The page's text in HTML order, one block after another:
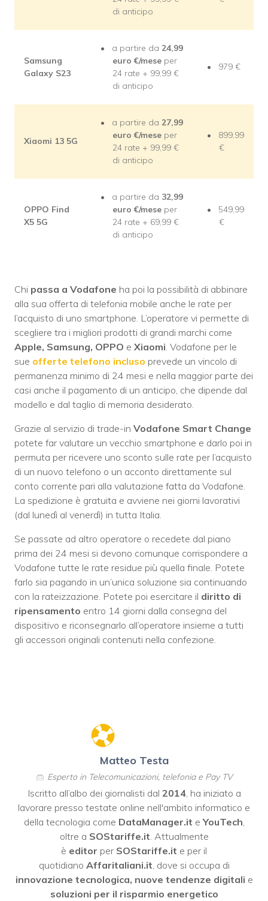
di anticipo
Samsung
Galaxy S23
a partire da 24,99
euro €/mese per
24 rate + 99,99 €
di anticipo
979 €
Xiaomi 13 5G
a partire da 27,99
euro €/mese per
24 rate + 99,99 €
di anticipo
899,99
€
OPPO Find
X5 5G
a partire da 32,99
euro €/mese per
24 rate + 69,99 €
di anticipo
549,99
€
Chi passa a Vodafone ha poi la possibilità di abbinare
alla sua offerta di telefonia mobile anche le rate per
l’acquisto di uno smartphone. L’operatore vi permette di
scegliere tra i migliori prodotti di grandi marchi come
Apple, Samsung, OPPO e Xiaomi. Vodafone per le
sue offerte telefono incluso prevede un vincolo di
permanenza minimo di 24 mesi e nella maggior parte dei
casi anche il pagamento di un anticipo, che dipende dal
modello e dal taglio di memoria desiderato.
Grazie al servizio di trade-in Vodafone Smart Change
potete far valutare un vecchio smartphone e darlo poi in
permuta per ricevere uno sconto sulle rate per l’acquisto
di un nuovo telefono o un acconto direttamente sul
conto corrente pari alla valutazione fatta da Vodafone.
La spedizione è gratuita e avviene nei giorni lavorativi
(dal lunedì al venerdì) in tutta Italia.
Se passate ad altro operatore o recedete dal piano
prima dei 24 mesi si devono comunque corrispondere a
Vodafone tutte le rate residue più quella finale. Potete
farlo sia pagando in un’unica soluzione sia continuando
con la rateizzazione. Potete poi esercitare il diritto di
ripensamento entro 14 giorni dalla consegna del
dispositivo e riconsegnarlo all’operatore insieme a tutti
gli accessori originali contenuti nella confezione.
Matteo Testa
Esperto in Telecomunicazioni, telefonia e Pay TV
Iscritto all’albo dei giornalisti dal 2014, ha iniziato a
lavorare presso testate online nell'ambito informatico e
della tecnologia come DataManager.it eYouTech,
oltre a SOStariffe.it. Attualmente
è editor per SOStariffe.it e per il
quotidiano Affaritaliani.it, dove si occupa di
innovazione tecnologica, nuove tendenze digitali e
soluzioni per il risparmio energetico